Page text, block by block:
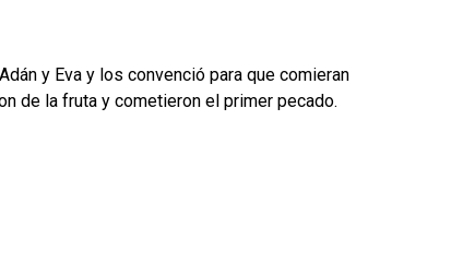
y Eva y los convenció para que comieran
de la fruta y cometieron el primer pecado.